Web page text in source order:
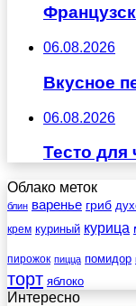
06.08.2026
Вкусное
06.08.2026
Тесто для
Облако меток
блин варенье гриб
крем куриный курица
пирожок пицца помидор
торт яблоко
Интересно